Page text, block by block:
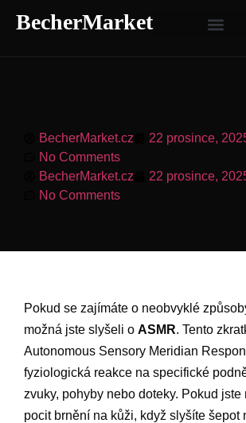
BecherMarket
BecherMarket.cz 22 prosince,
No Comments
BecherMarket.cz
22 prosince,
No Comments
Pokud se zajímáte o neobvyklé
možná jste slyšeli o ASMR. Tento
Autonomous Sensory Meridian
fyziologická reakce na specifické
zvuky, pohyby nebo doteky. Pokud jste
pocit brnění na kůži, když slyšíte šepot